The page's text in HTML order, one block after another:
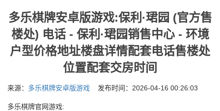
多乐棋牌安卓版游戏:保利·珺园 (官方售
楼处) 电话 - 保利·珺园销售中心 - 环境
户型价格地址楼盘详情配套电话售楼处
位置配套交房时间
来源： 多乐棋牌安卓版游戏 发布时间：2026-04-16 00:26:03
多乐棋牌官网游戏: